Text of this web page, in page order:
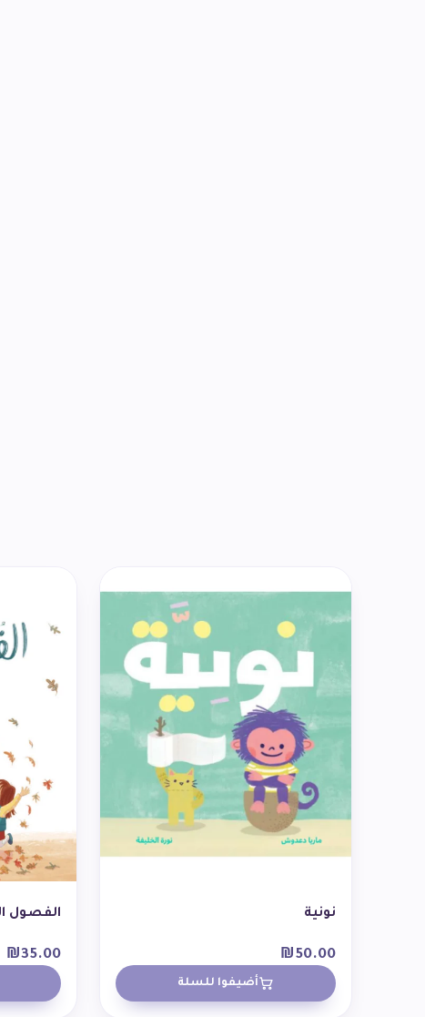
نونية
₪50.00
أضيفوا للسلة
الفصول
₪35.00